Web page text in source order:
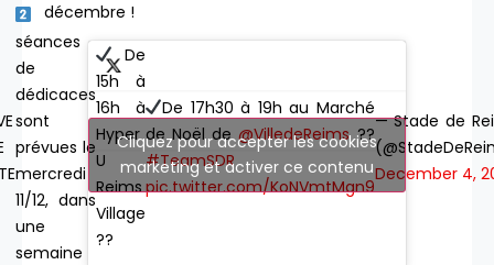
décembre !
séances
de
dédicaces
sont
prévues le
mercredi
11/12, dans
une
semaine
De
15h à
16h à
Hyper
U
Reims
Village
??
De 17h30 à 19h au Marché
de Noël de@VilledeReims??
#TeamSDR
pic.twitter.com/KoNVmtMgn9
— Stade de
December 4,
Cliquez pour accepter les cookies
marketing et activer ce contenu